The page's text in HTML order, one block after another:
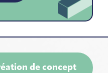
de concept